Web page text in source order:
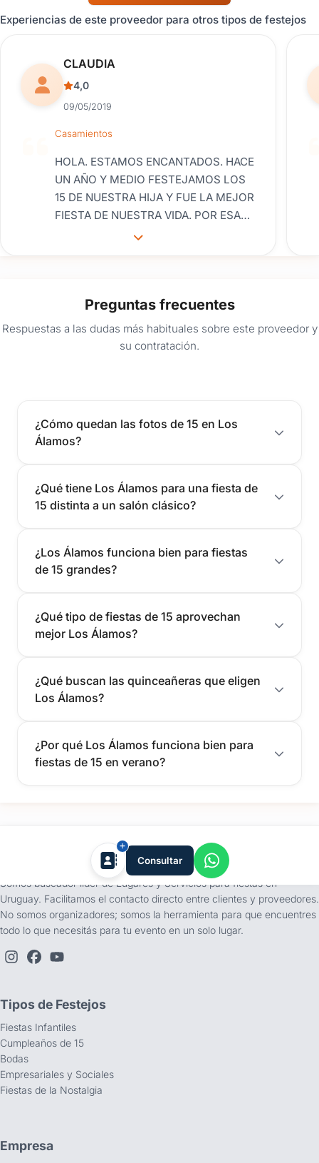
queríamos y tal cual soñamos con mi
hija Los mozos unos genios, divertidos
equipo execelente, desde los
exteriores hasta el último minuto de la
fiesta. La barra de tragos, los chicos
los tragos. La comida riquísima!!!!!!! No
Experiencias de este proveedor para otros tipos de festejos
Reseña de usuario.
CLAUDIA
4,0
09/05/2019
Casamientos
HOLA. ESTAMOS ENCANTADOS. HACE
UN AÑO Y MEDIO FESTEJAMOS LOS
15 DE NUESTRA HIJA Y FUE LA MEJOR
FIESTA DE NUESTRA VIDA. POR ESA
EXPERIENCIA ES QUE DECIDIMOS
27 DE ABRIL Y FUE ESPECTACULAR.
HERMOSO LUGAR. MUY BUEN
SERVICIO. LA GENTE SIEMPRE
Preguntas frecuentes
Respuestas a las dudas más habituales sobre este proveedor y
su contratación.
¿Cómo quedan las fotos de 15 en Los
Álamos?
¿Qué tiene Los Álamos para una fiesta de
15 distinta a un salón clásico?
¿Los Álamos funciona bien para fiestas
de 15 grandes?
¿Qué tipo de fiestas de 15 aprovechan
mejor Los Álamos?
¿Qué buscan las quinceañeras que eligen
Los Álamos?
¿Por qué Los Álamos funciona bien para
fiestas de 15 en verano?
Consultar
tufiesta.com.uy
Somos buscador líder de Lugares y Servicios para fiestas en
Uruguay. Facilitamos el contacto directo entre clientes y proveedores.
No somos organizadores; somos la herramienta para que encuentres
todo lo que necesitás para tu evento en un solo lugar.
Tipos de Festejos
Fiestas Infantiles
Cumpleaños de 15
Bodas
Empresariales y Sociales
Fiestas de la Nostalgia
Empresa